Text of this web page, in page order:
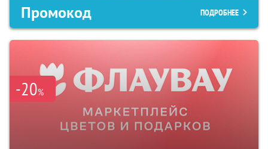
Промокод ПОДРОБНЕЕ
-20%